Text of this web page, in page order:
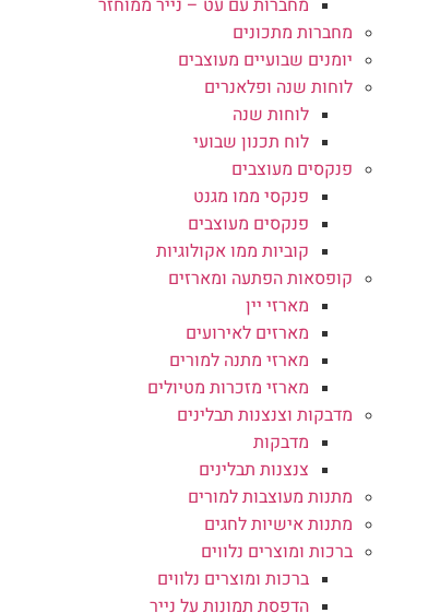
מחברות מתכונים
יומנים שבועיים מעוצבים
לוחות שנה ופלאנרים
לוחות שנה
לוח תכנון שבועי
פנקסים מעוצבים
פנקסי ממו מגנט
פנקסים מעוצבים
קוביות ממו אקולוגיות
קופסאות הפתעה ומארזים
מארזי יין
מארזים לאירועים
מארזי מתנה למורים
מארזי מזכרות מטיולים
מדבקות וצנצנות תבלינים
מדבקות
צנצנות תבלינים
מתנות מעוצבות למורים
מתנות אישיות לחגים
ברכות ומוצרים נלווים
ברכות ומוצרים נלווים
הדפסת תמונות על נייר